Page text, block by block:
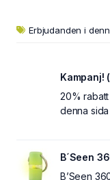
Erbjudanden i
Kampanj!
20%
denna sida
B´Seen
B’Seen